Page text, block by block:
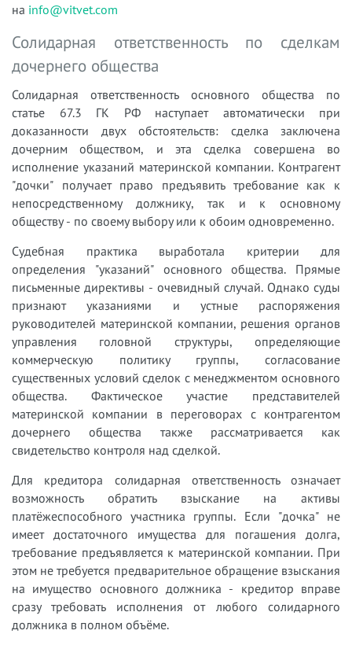
на info@vitvet.com
Солидарная ответственность по сделкам
дочернего общества
Солидарная ответственность основного общества по
статье 67.3 ГК РФ наступает автоматически при
доказанности двух обстоятельств: сделка заключена
дочерним обществом, и эта сделка совершена во
исполнение указаний материнской компании. Контрагент
"дочки" получает право предъявить требование как к
непосредственному должнику, так и к основному
обществу - по своему выбору или к обоим одновременно.
Судебная практика выработала критерии для
определения "указаний" основного общества. Прямые
письменные директивы - очевидный случай. Однако суды
признают указаниями и устные распоряжения
руководителей материнской компании, решения органов
управления головной структуры, определяющие
коммерческую политику группы, согласование
существенных условий сделок с менеджментом основного
общества. Фактическое участие представителей
материнской компании в переговорах с контрагентом
дочернего общества также рассматривается как
свидетельство контроля над сделкой.
Для кредитора солидарная ответственность означает
возможность обратить взыскание на активы
платёжеспособного участника группы. Если "дочка" не
имеет достаточного имущества для погашения долга,
требование предъявляется к материнской компании. При
этом не требуется предварительное обращение взыскания
на имущество основного должника - кредитор вправе
сразу требовать исполнения от любого солидарного
должника в полном объёме.